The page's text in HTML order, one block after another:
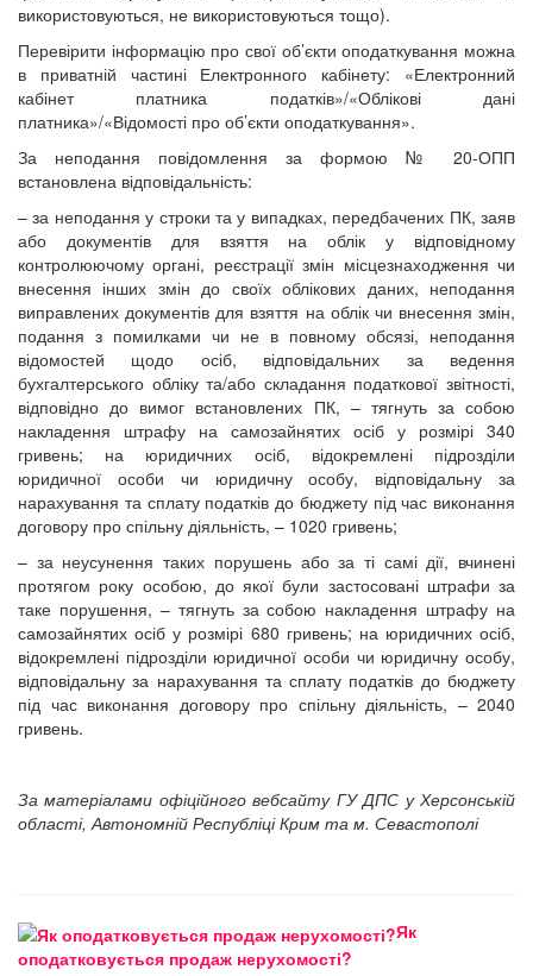
використовуються, не використовуються тощо).
Перевірити інформацію про свої об’єкти оподаткування можна
в приватній частині Електронного кабінету: «Електронний
кабінет платника податків»/«Облікові дані
платника»/«Відомості про об’єкти оподаткування».
За неподання повідомлення за формою № 20-ОПП
встановлена відповідальність:
– за неподання у строки та у випадках, передбачених ПК, заяв
або документів для взяття на облік у відповідному
контролюючому органі, реєстрації змін місцезнаходження чи
внесення інших змін до своїх облікових даних, неподання
виправлених документів для взяття на облік чи внесення змін,
подання з помилками чи не в повному обсязі, неподання
відомостей щодо осіб, відповідальних за ведення
бухгалтерського обліку та/або складання податкової звітності,
відповідно до вимог встановлених ПК, – тягнуть за собою
накладення штрафу на самозайнятих осіб у розмірі 340
гривень; на юридичних осіб, відокремлені підрозділи
юридичної особи чи юридичну особу, відповідальну за
нарахування та сплату податків до бюджету під час виконання
договору про спільну діяльність, – 1020 гривень;
– за неусунення таких порушень або за ті самі дії, вчинені
протягом року особою, до якої були застосовані штрафи за
таке порушення, – тягнуть за собою накладення штрафу на
самозайнятих осіб у розмірі 680 гривень; на юридичних осіб,
відокремлені підрозділи юридичної особи чи юридичну особу,
відповідальну за нарахування та сплату податків до бюджету
під час виконання договору про спільну діяльність, – 2040
гривень.
За матеріалами офіційного вебсайту ГУ ДПС у Херсонській
області, Автономній Республіці Крим та м. Севастополі
Як
оподатковується продаж нерухомості?